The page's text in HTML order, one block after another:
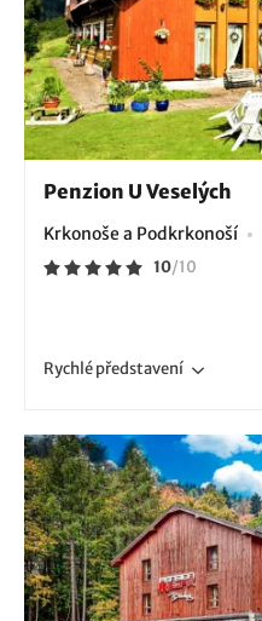
Penzion U Veselých
Krkonoše a Podkrkonoší
10/10
Rychlépředstavení